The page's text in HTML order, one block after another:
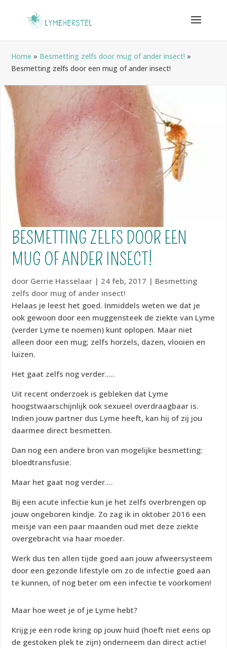
Home » Besmetting zelfs door mug of ander insect! »
Besmetting zelfs door een mug of ander insect!
BESMETTING ZELFS DOOR EEN
MUG OF ANDER INSECT!
door Gerrie Hasselaar | 24 feb, 2017 | Besmetting
zelfs door mug of ander insect!
Helaas je leest het goed. Inmiddels weten we dat je
ook gewoon door een muggensteek de ziekte van Lyme
(verder Lyme te noemen) kunt oplopen. Maar niet
alleen door een mug; zelfs horzels, dazen, vlooien en
luizen.
Het gaat zelfs nog verder…..
Uit recent onderzoek is gebleken dat Lyme
hoogstwaarschijnlijk ook sexueel overdraagbaar is.
Indien jouw partner dus Lyme heeft, kan hij of zij jou
daarmee direct besmetten.
Dan nog een andere bron van mogelijke besmetting:
bloedtransfusie.
Maar het gaat nog verder….
Bij een acute infectie kun je het zelfs overbrengen op
jouw ongeboren kindje. Zo zag ik in oktober 2016 een
meisje van een paar maanden oud met deze ziekte
overgebracht via haar moeder.
Werk dus ten allen tijde goed aan jouw afweersysteem
door een gezonde lifestyle om zo de infectie goed aan
te kunnen, of nog beter om een infectie te voorkomen!
Maar hoe weet je of je Lyme hebt?
Krijg je een rode kring op jouw huid (hoeft niet eens op
de gestoken plek te zijn) onderneem dan direct actie!